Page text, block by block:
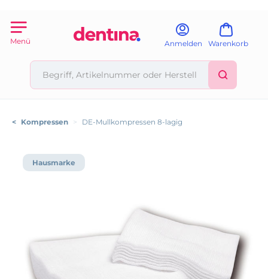
Menü Anmelden Warenkorb
< Kompressen > DE-Mullkompressen 8-lagig
Hausmarke